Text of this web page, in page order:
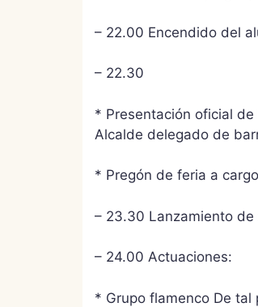
– 22.00 Encendido del
– 22.30
* Presentación oficial
Alcalde delegado de
* Pregón de feria a
– 23.30 Lanzamiento de
– 24.00 Actuaciones:
* Grupo flamenco De tal